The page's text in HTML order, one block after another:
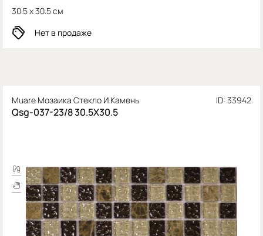
30.5 x 30.5 см
Нет в продаже
Muare Мозаика Стекло И Камень ID: 33942
Qsg-037-23/8 30.5X30.5